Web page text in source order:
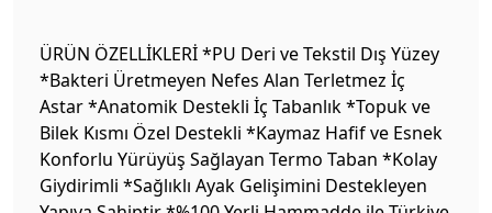
ÜRÜN ÖZELLİKLERİ *PU Deri ve Tekstil Dış Yüzey
*Bakteri Üretmeyen Nefes Alan Terletmez İç
Astar *Anatomik Destekli İç Tabanlık *Topuk ve
Bilek Kısmı Özel Destekli *Kaymaz Hafif ve Esnek
Konforlu Yürüyüş Sağlayan Termo Taban *Kolay
Giydirimli *Sağlıklı Ayak Gelişimini Destekleyen